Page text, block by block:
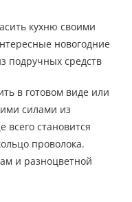
в готовом виде или
силами из
становится
проволока.
и разноцветной